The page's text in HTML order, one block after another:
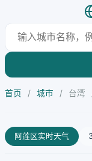
首页 / 城市 / 台湾
阿莲区实时天气